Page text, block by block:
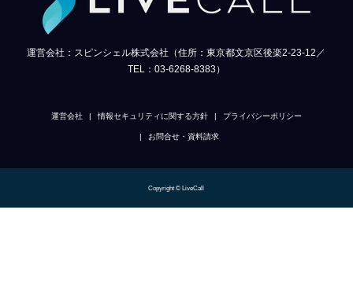
運営会社：スピンシェル株式会社（住所：東京都文京区後楽2-23-12／
TEL：03-6268-8383）
運営会社 情報セキュリティに関する方針 プライバシーポリシー
お問合せ・資料請求
Copyright © LiveCall